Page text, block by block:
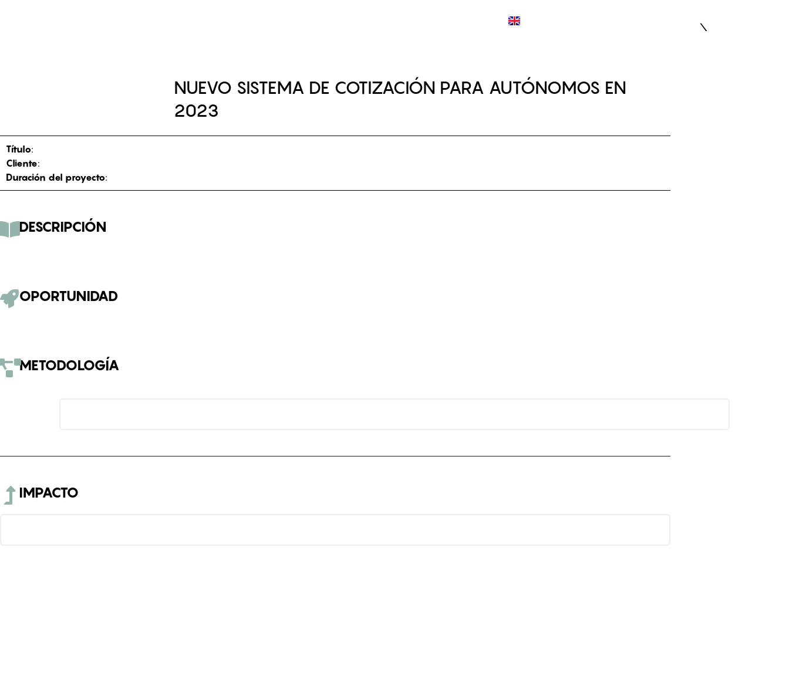
NUEVO SISTEMA DE COTIZACIÓN PARA AUTÓNOMOS EN
2023
Título:
Cliente:
Duración del proyecto:
DESCRIPCIÓN
OPORTUNIDAD
METODOLOGÍA
IMPACTO